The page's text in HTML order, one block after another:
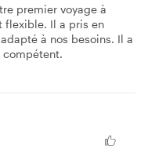
premier voyage à
flexible. Il a pris en
à nos besoins. Il a
compétent.